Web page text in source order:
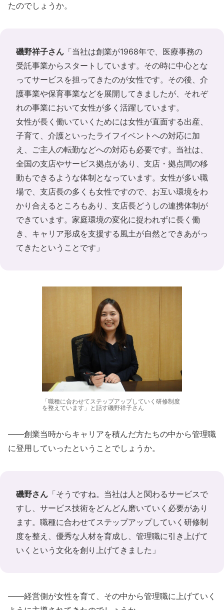
たのでしょうか。
磯野祥子さん 「当社は創業が1968年で、医療事務の
受託事業からスタートしています。その時に中心とな
ってサービスを担ってきたのが女性です。その後、介
護事業や保育事業などを展開してきましたが、それぞ
れの事業において女性が多く活躍しています。
女性が長く働いていくためには女性が直面する出産、
子育て、介護といったライフイベントへの対応に加
え、ご主人の転勤などへの対応も必要です。当社は、
全国の支店やサービス拠点があり、支店・拠点間の移
動もできるような体制となっています。女性が多い職
場で、支店長の多くも女性ですので、お互い環境をわ
かり合えるところもあり、支店長どうしの連携体制が
できています。家庭環境の変化に捉われずに長く働
き、キャリア形成を支援する風土が自然とできあがっ
てきたということです」
「職種に合わせてステップアップしていく研修制度
を整えています」と話す磯野祥子さん
――創業当時からキャリアを積んだ方たちの中から管理職
に登用していったということでしょうか。
磯野さん 「そうですね。当社は人と関わるサービスで
すし、サービス技術をどんどん磨いていく必要があり
ます。職種に合わせてステップアップしていく研修制
度を整え、優秀な人材を育成し、管理職に引き上げて
いくという文化を創り上げてきました」
――経営側が女性を育て、その中から管理職に上げていく